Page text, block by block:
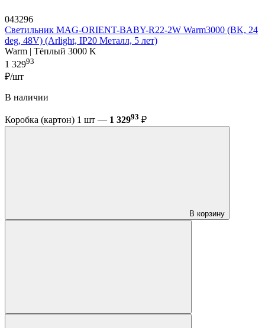
043296
Светильник MAG-ORIENT-BABY-R22-2W Warm3000 (BK, 24
deg, 48V) (Arlight, IP20 Металл, 5 лет)
Warm | Тёплый 3000 K
1 32993
₽/шт
В наличии
Коробка (картон) 1 шт — 1 32993 ₽
В корзину